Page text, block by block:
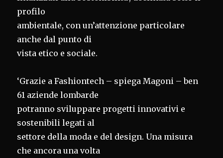
profilo
ambientale, con un’attenzione particolare
anche dal punto di
vista etico e sociale.
‘Grazie a Fashiontech – spiega Magoni – ben
61 aziende lombarde
potranno sviluppare progetti innovativi e
sostenibili legati al
settore della moda e del design. Una misura
che ancora una volta